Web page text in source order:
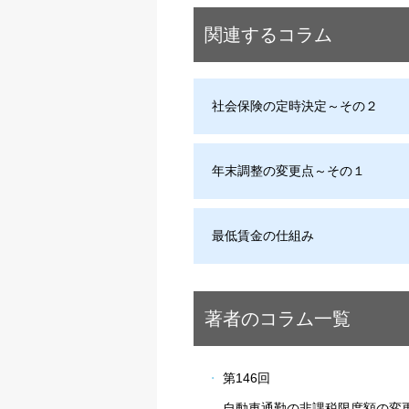
関連するコラム
社会保険の定時決定～その２
年末調整の変更点～その１
最低賃金の仕組み
著者のコラム一覧
第146回